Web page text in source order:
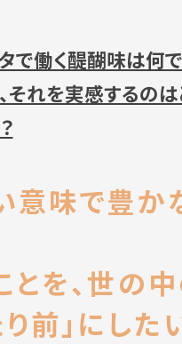
で働く醍醐味は何
それを実感するの
意味で豊か
とを、世の
り前」にした